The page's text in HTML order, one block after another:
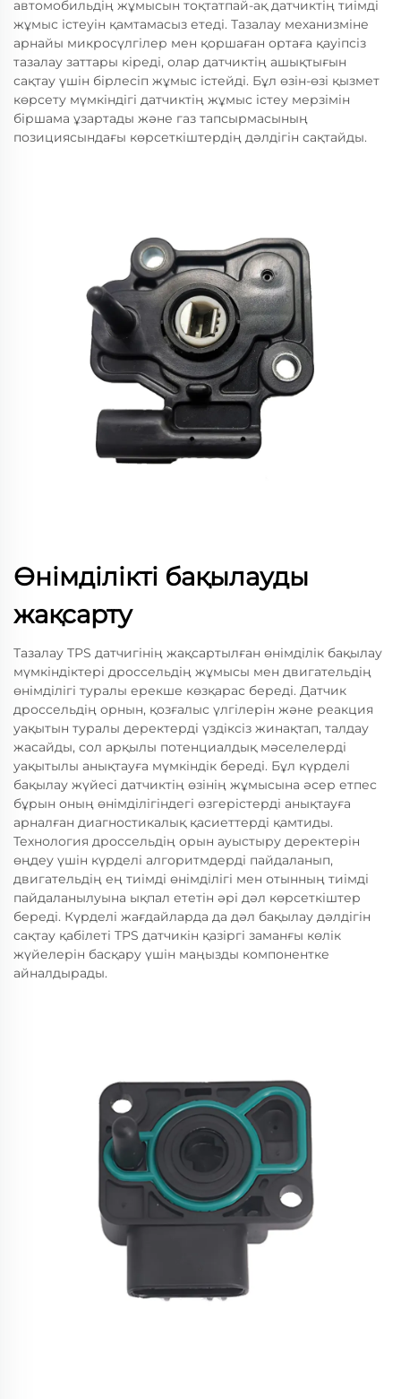
автомобильдің жұмысын тоқтатпай-ақ датчиктің тиімді
жұмыс істеуін қамтамасыз етеді. Тазалау механизміне
арнайы микросүлгілер мен қоршаған ортаға қауіпсіз
тазалау заттары кіреді, олар датчиктің ашықтығын
сақтау үшін бірлесіп жұмыс істейді. Бұл өзін-өзі қызмет
көрсету мүмкіндігі датчиктің жұмыс істеу мерзімін
біршама ұзартады және газ тапсырмасының
позициясындағы көрсеткіштердің дәлдігін сақтайды.
Өнімділікті бақылауды
жақсарту
Тазалау TPS датчигінің жақсартылған өнімділік бақылау
мүмкіндіктері дроссельдің жұмысы мен двигательдің
өнімділігі туралы ерекше көзқарас береді. Датчик
дроссельдің орнын, қозғалыс үлгілерін және реакция
уақытын туралы деректерді үздіксіз жинақтап, талдау
жасайды, сол арқылы потенциалдық мәселелерді
уақытылы анықтауға мүмкіндік береді. Бұл күрделі
бақылау жүйесі датчиктің өзінің жұмысына әсер етпес
бұрын оның өнімділігіндегі өзгерістерді анықтауға
арналған диагностикалық қасиеттерді қамтиды.
Технология дроссельдің орын ауыстыру деректерін
өңдеу үшін күрделі алгоритмдерді пайдаланып,
двигательдің ең тиімді өнімділігі мен отынның тиімді
пайдаланылуына ықпал ететін әрі дәл көрсеткіштер
береді. Күрделі жағдайларда да дәл бақылау дәлдігін
сақтау қабілеті TPS датчикін қазіргі заманғы көлік
жүйелерін басқару үшін маңызды компонентке
айналдырады.